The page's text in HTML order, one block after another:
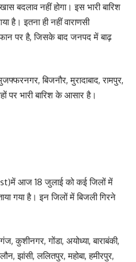
बदलाव नहीं होगा। इस भारी बारिश
है। इतना ही नहीं वाराणसी
पर है, जिसके बाद जनपद में बाढ़
बिजनौर, मुरादाबाद, रामपुर,
पर भारी बारिश के आसार है।
आज 18 जुलाई को कई जिलों में
गया है। इन जिलों में बिजली गिरने
कुशीनगर, गोंडा, अयोध्या, बाराबंकी,
झांसी, ललितपुर, महोबा, हमीरपुर,